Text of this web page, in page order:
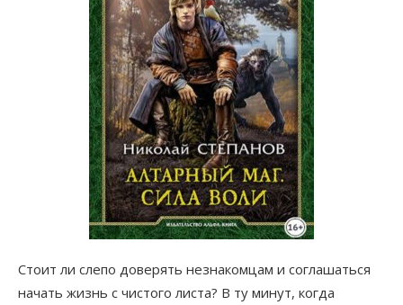
Стоит ли слепо доверять незнакомцам и соглашаться
начать жизнь с чистого листа? В ту минут, когда